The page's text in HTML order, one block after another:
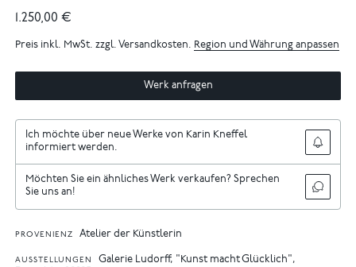
1.250,00 €
Preis inkl. MwSt. zzgl. Versandkosten. Region und Währung anpassen
Werk anfragen
Ich möchte über neue Werke von Karin Kneffel
informiert werden.
Möchten Sie ein ähnliches Werk verkaufen? Sprechen
Sie uns an!
PROVENIENZ Atelier der Künstlerin
AUSSTELLUNGEN
Galerie Ludorff, "Kunst macht Glücklich",